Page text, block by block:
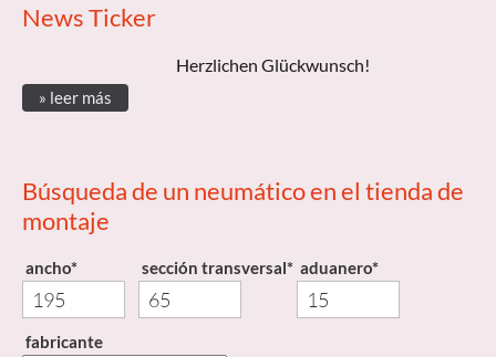
News Ticker
Herzlichen Glückwunsch!
» leer más
Búsqueda de un neumático en el tienda de
montaje
ancho* sección transversal* aduanero*
fabricante